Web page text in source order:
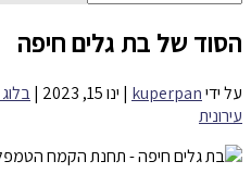
הסוד של בת גלים חיפה
על ידיkuperpan
| ינו 15, 2023 |
עירונית